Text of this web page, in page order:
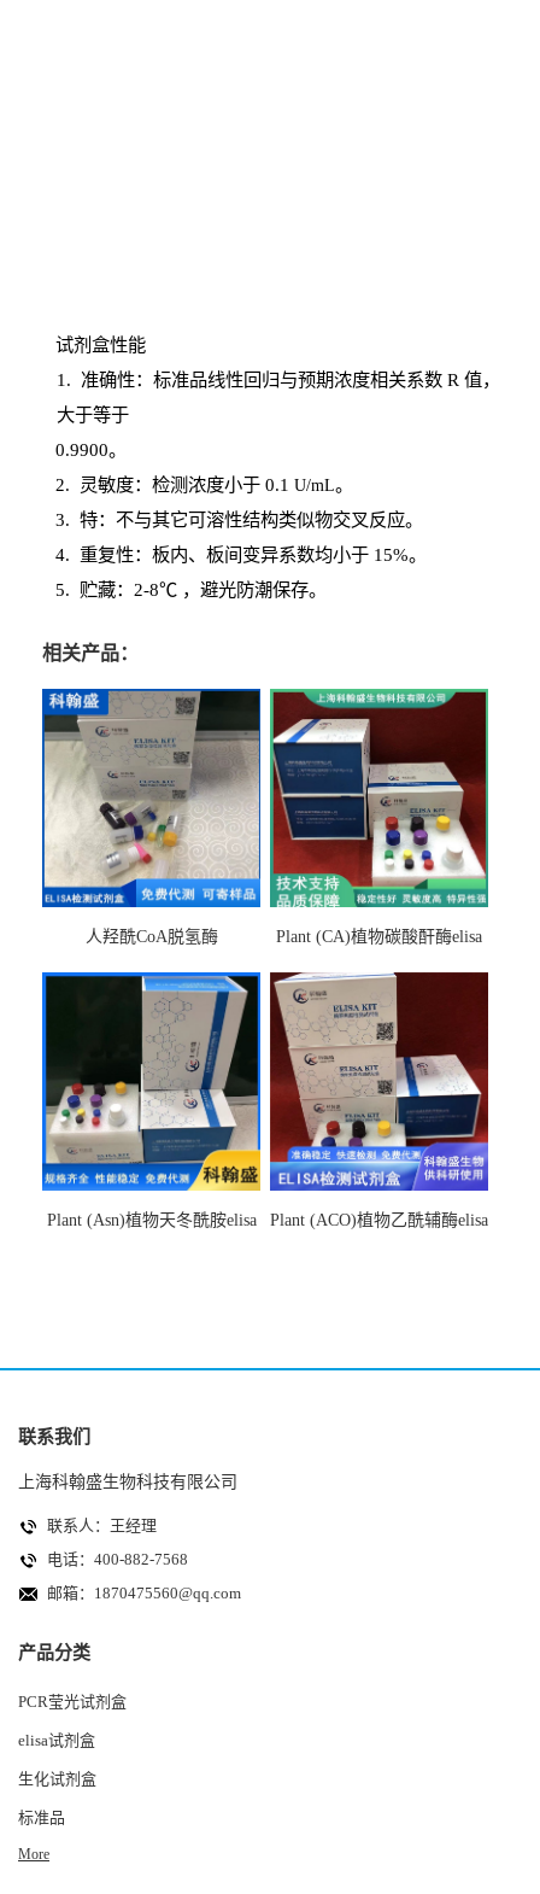
试剂盒性能
1 . 准确性：标准品线性回归与预期浓度相关系数 R 值，
大于等于
0.9900。
2. 灵敏度：检测浓度小于0.1 U/mL。
3. 特：不与其它可溶性结构类似物交叉反应。
4. 重复性：板内、板间变异系数均小于15%。
5. 贮藏：2-8℃ ，避光防潮保存。
相关产品：
人羟酰CoA脱氢酶
Plant (CA)植物碳酸酐酶elisa
Plant (Asn)植物天冬酰胺elisa
Plant (ACO)植物乙酰辅酶elisa
联系我们
上海科翰盛生物科技有限公司
联系人：王经理
电话：400-882-7568
邮箱： 1870475560@qq.com
产品分类
PCR莹光试剂盒
elisa试剂盒
生化试剂盒
标准品
More